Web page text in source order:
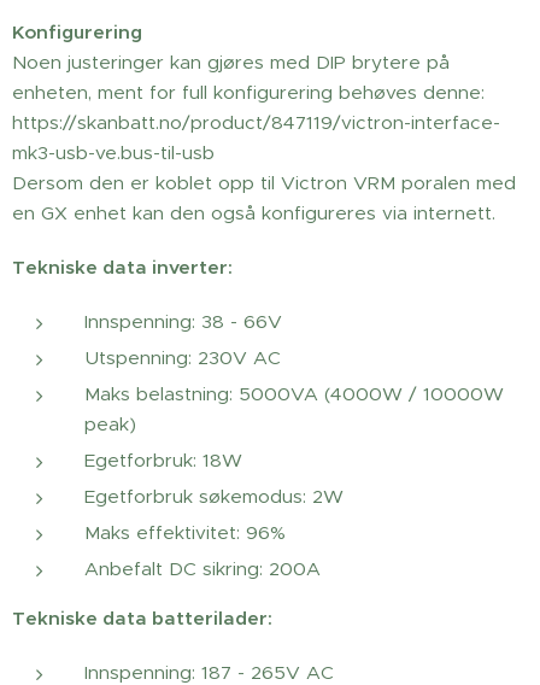
Konfigurering
Noen justeringer kan gjøres med DIP brytere på
enheten, ment for full konfigurering behøves denne:
https://skanbatt.no/product/847119/victron-interface-
mk3-usb-ve.bus-til-usb
Dersom den er koblet opp til Victron VRM poralen med
en GX enhet kan den også konfigureres via internett.
Tekniske data inverter:
Innspenning: 38 - 66V
Utspenning: 230V AC
Maks belastning: 5000VA (4000W / 10000W
peak)
Egetforbruk: 18W
Egetforbruk søkemodus: 2W
Maks effektivitet: 96%
Anbefalt DC sikring: 200A
Tekniske data batterilader:
Innspenning: 187 - 265V AC